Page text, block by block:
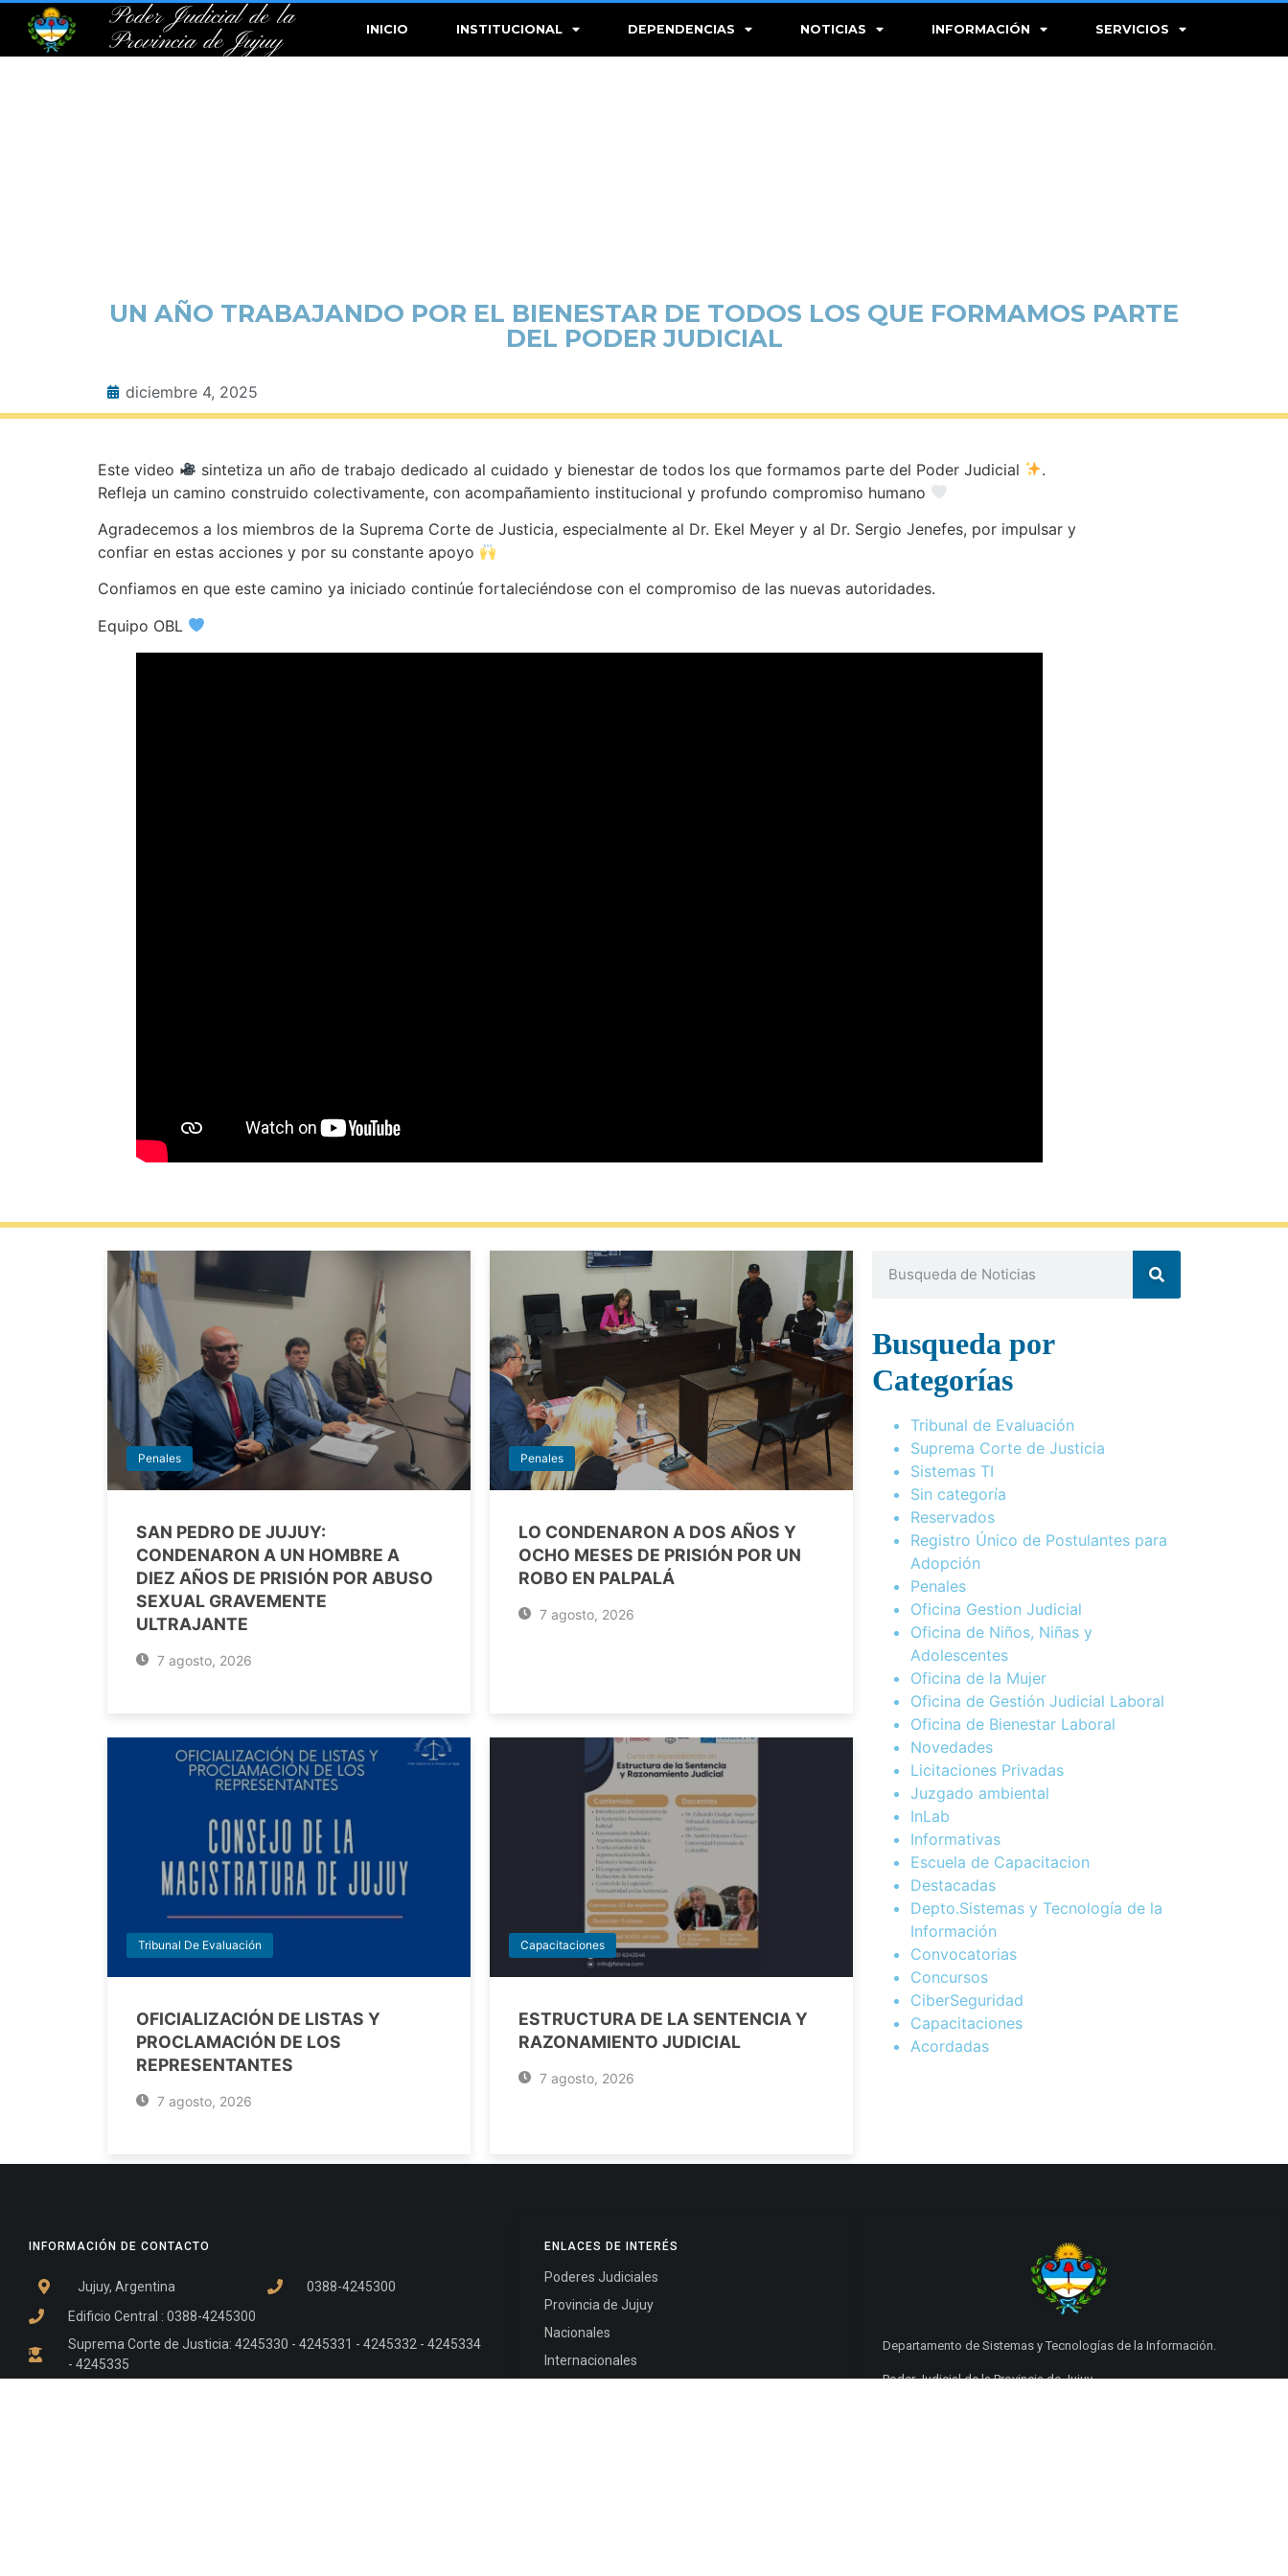
Poder Judicial de la
Provincia de Jujuy
INICIO INSTITUCIONAL DEPENDENCIAS NOTICIAS INFORMACIÓN SERVICIOS
UN AÑO TRABAJANDO POR EL BIENESTAR DE TODOS LOS QUE FORMAMOS PARTE
DEL PODER JUDICIAL
diciembre 4, 2025
Este video sintetiza un año de trabajo dedicado al cuidado y bienestar de todos los que formamos parte del Poder Judicial
.
Refleja un camino construido colectivamente, con acompañamiento institucional y profundo compromiso humano
Agradecemos a los miembros de la Suprema Corte de Justicia, especialmente al Dr. Ekel Meyer y al Dr. Sergio Jenefes, por impulsar y
confiar en estas acciones y por su constante apoyo
Confiamos en que este camino ya iniciado continúe fortaleciéndose con el compromiso de las nuevas autoridades.
Equipo OBL
Penales
SAN PEDRO DE JUJUY:
CONDENARON A UN HOMBRE A
DIEZ AÑOS DE PRISIÓN POR ABUSO
SEXUAL GRAVEMENTE
ULTRAJANTE
7 agosto, 2026
Penales
LO CONDENARON A DOS AÑOS Y
OCHO MESES DE PRISIÓN POR UN
ROBO EN PALPALÁ
7 agosto, 2026
Tribunal De Evaluación
OFICIALIZACIÓN DE LISTAS Y
PROCLAMACIÓN DE LOS
REPRESENTANTES
7 agosto, 2026
Capacitaciones
ESTRUCTURA DE LA SENTENCIA Y
RAZONAMIENTO JUDICIAL
7 agosto, 2026
Busqueda por
Categorías
Tribunal de Evaluación
Suprema Corte de Justicia
Sistemas TI
Sin categoría
Reservados
Registro Único de Postulantes para
Adopción
Penales
Oficina Gestion Judicial
Oficina de Niños, Niñas y
Adolescentes
Oficina de la Mujer
Oficina de Gestión Judicial Laboral
Oficina de Bienestar Laboral
Novedades
Licitaciones Privadas
Juzgado ambiental
InLab
Informativas
Escuela de Capacitacion
Destacadas
Depto.Sistemas y Tecnología de la
Información
Convocatorias
Concursos
CiberSeguridad
Capacitaciones
Acordadas
INFORMACIÓN DE CONTACTO
Jujuy, Argentina
0388-4245300
Edificio Central : 0388-4245300
Suprema Corte de Justicia: 4245330 - 4245331 - 4245332 - 4245334
- 4245335
ENLACES DE INTERÉS
Poderes Judiciales
Provincia de Jujuy
Nacionales
Internacionales
Departamento de Sistemas y Tecnologías de la Información.
Poder Judicial de la Provincia de Jujuy